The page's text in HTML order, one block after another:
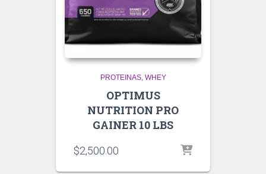
PROTEINAS WHEY
OPTIMUS
NUTRITION PRO
GAINER 10 LBS
$2,500.00